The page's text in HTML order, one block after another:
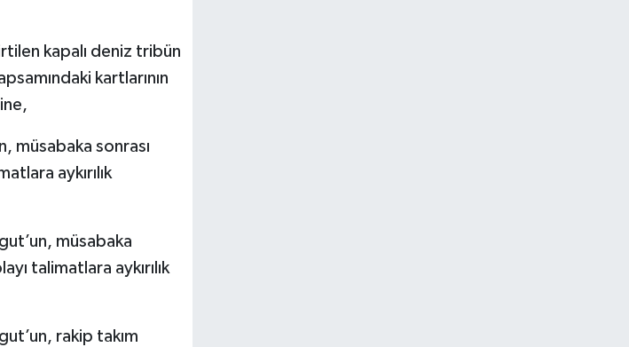
kapalı deniz tribün
kartlarının
müsabaka sonrası
aykırılık
müsabaka
talimatlara aykırılık
rakip takım